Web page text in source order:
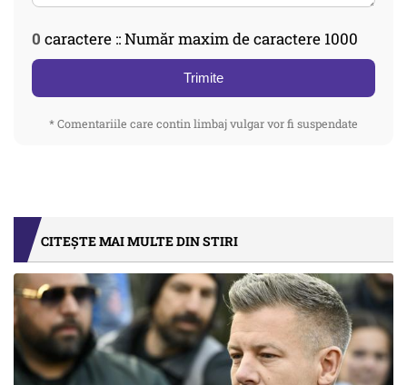
0 caractere :: Număr maxim de caractere 1000
Trimite
* Comentariile care contin limbaj vulgar vor fi suspendate
CITEȘTE MAI MULTE DIN STIRI